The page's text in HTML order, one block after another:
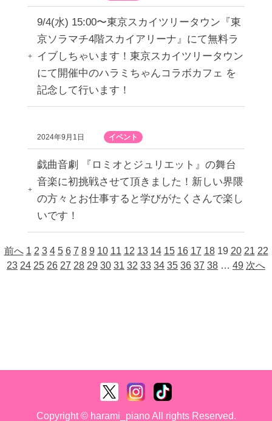
9/4(水) 15:00〜東京スカイツリータウン『東
京ソラマチ4階スカイアリーナ』にて無料ラ
イブしちゃいます！東京スカイツリータウン
にて開催中のハラミちゃんコラボカフェ を
記念して行います！
2024年9月1日 イベント
戯曲音劇 『ロミオとジュリエット』の舞台
音楽に初挑戦させて頂きました！新しい界隈
の方々とお仕事すると学びがたくさんで楽し
いです！
前へ 1 2 3 4 5 6 7 8 9 10 11 12 13 14 15 16 17 18 19 20 21 22
23 24 25 26 27 28 29 30 31 32 33 34 35 36 37 38 … 49 次へ
Copyright © harami_piano All rights Reserved.